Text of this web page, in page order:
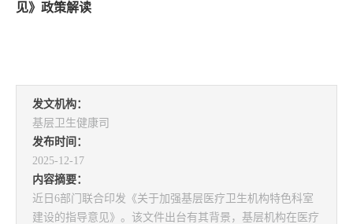
见》政策解读
发文机构：
基层卫生健康司
发布时间：
2025-12-17
内容摘要：
近日6部门联合印发《关于加强基层医疗卫生机构特色科室
建设的指导意见》。该文件出台有其背景，基层机构在医疗